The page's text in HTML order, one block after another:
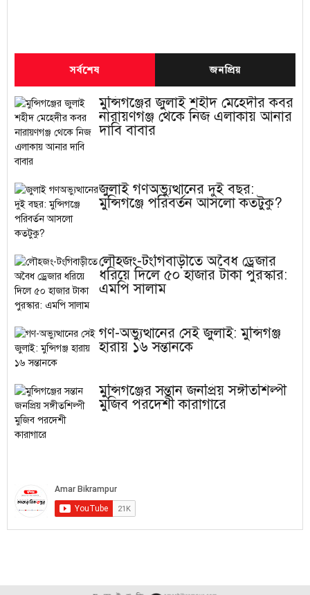
সর্বশেষ জনপ্রিয়
মুন্সিগঞ্জের জুলাই শহীদ মেহেদীর কবর
নারায়ণগঞ্জ থেকে নিজ এলাকায় আনার
দাবি বাবার
জুলাই গণঅভ্যুত্থানের দুই বছর:
মুন্সিগঞ্জে পরিবর্তন আসলো কতটুকু?
লৌহজং-টংগিবাড়ীতে অবৈধ ড্রেজার
ধরিয়ে দিলে ৫০ হাজার টাকা পুরস্কার:
এমপি সালাম
গণ-অভ্যুত্থানের সেই জুলাই: মুন্সিগঞ্জ
হারায় ১৬ সন্তানকে
মুন্সিগঞ্জের সন্তান জনপ্রিয় সঙ্গীতশিল্পী
মুজিব পরদেশী কারাগারে